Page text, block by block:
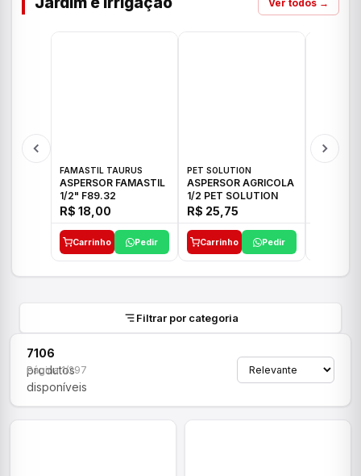
Ver todos →
FAMASTIL TAURUS
ASPERSOR FAMASTIL
1/2" F89.32
R$ 18,00
Carrinho Pedir
PET SOLUTION
ASPERSOR AGRICOLA
1/2 PET SOLUTION
R$ 25,75
Carrinho Pedir
Filtrar por categoria
7106
produtos
disponíveis
Página 1/297